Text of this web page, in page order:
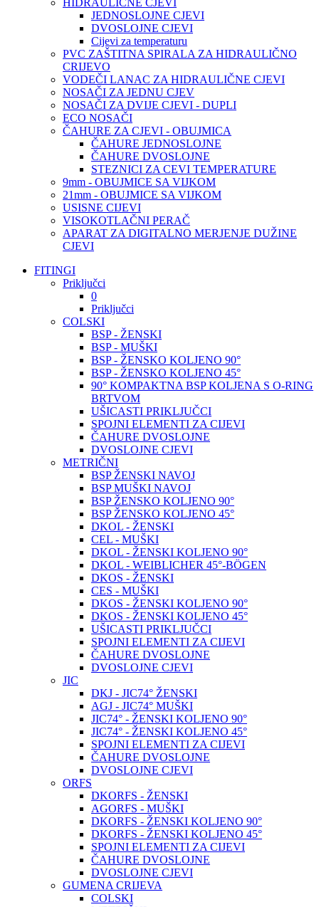
HIDRAULIČNE CJEVI
JEDNOSLOJNE CJEVI
DVOSLOJNE CJEVI
Cijevi za temperaturu
PVC ZAŠTITNA SPIRALA ZA HIDRAULIČNO
CRIJEVO
VODEČI LANAC ZA HIDRAULIČNE CJEVI
NOSAČI ZA JEDNU CJEV
NOSAČI ZA DVIJE CJEVI - DUPLI
ECO NOSAČI
ČAHURE ZA CJEVI - OBUJMICA
ČAHURE JEDNOSLOJNE
ČAHURE DVOSLOJNE
STEZNICI ZA CEVI TEMPERATURE
9mm - OBUJMICE SA VIJKOM
21mm - OBUJMICE SA VIJKOM
USISNE CIJEVI
VISOKOTLAČNI PERAČ
APARAT ZA DIGITALNO MERJENJE DUŽINE
CJEVI
FITINGI
Priključci
0
Priključci
COLSKI
BSP - ŽENSKI
BSP - MUŠKI
BSP - ŽENSKO KOLJENO 90°
BSP - ŽENSKO KOLJENO 45°
90° KOMPAKTNA BSP KOLJENA S O-RING
BRTVOM
UŠICASTI PRIKLJUČCI
SPOJNI ELEMENTI ZA CIJEVI
ČAHURE DVOSLOJNE
DVOSLOJNE CJEVI
METRIČNI
BSP ŽENSKI NAVOJ
BSP MUŠKI NAVOJ
BSP ŽENSKO KOLJENO 90°
BSP ŽENSKO KOLJENO 45°
DKOL - ŽENSKI
CEL - MUŠKI
DKOL - ŽENSKI KOLJENO 90°
DKOL - WEIBLICHER 45°-BÖGEN
DKOS - ŽENSKI
CES - MUŠKI
DKOS - ŽENSKI KOLJENO 90°
DKOS - ŽENSKI KOLJENO 45°
UŠICASTI PRIKLJUČCI
SPOJNI ELEMENTI ZA CIJEVI
ČAHURE DVOSLOJNE
DVOSLOJNE CJEVI
JIC
DKJ - JIC74° ŽENSKI
AGJ - JIC74° MUŠKI
JIC74° - ŽENSKI KOLJENO 90°
JIC74° - ŽENSKI KOLJENO 45°
SPOJNI ELEMENTI ZA CIJEVI
ČAHURE DVOSLOJNE
DVOSLOJNE CJEVI
ORFS
DKORFS - ŽENSKI
AGORFS - MUŠKI
DKORFS - ŽENSKI KOLJENO 90°
DKORFS - ŽENSKI KOLJENO 45°
SPOJNI ELEMENTI ZA CIJEVI
ČAHURE DVOSLOJNE
DVOSLOJNE CJEVI
GUMENA CRIJEVA
COLSKI